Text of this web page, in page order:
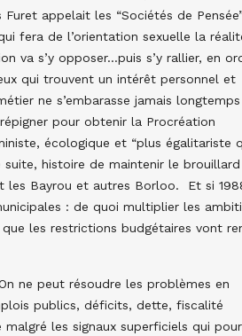
appelait les “Sociétés de
fera de l’orientation sexuelle la
va s’y opposer…puis s’y rallier, en
qui trouvent un intérêt personnel et
ne s’embarasse jamais
pour obtenir la Procréation
écologique et “plus égalitariste
histoire de maintenir le brouillard
les Bayrou et autres Borloo. Et si
: de quoi multiplier les
les restrictions budgétaires vont
ne peut résoudre les problèmes en
publics, déficits, dette, fiscalité
les signaux superficiels qui